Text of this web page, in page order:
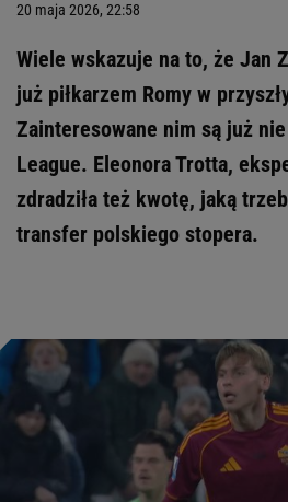
20 maja 2026, 22:58
Wiele wskazuje na to, że Jan
już piłkarzem Romy w
Zainteresowane nim są już
League. Eleonora Trotta,
zdradziła też kwotę, jaką
transfer polskiego stopera.